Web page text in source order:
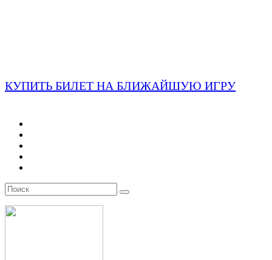
КУПИТЬ БИЛЕТ НА БЛИЖАЙШУЮ ИГРУ